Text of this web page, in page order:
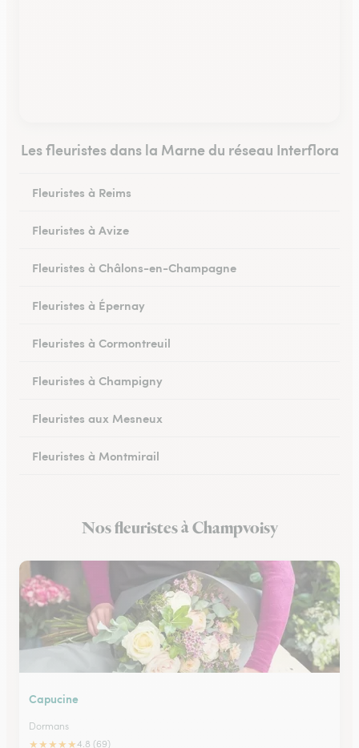
Les fleuristes dans la Marne du réseau Interflora
Fleuristes à Reims
Fleuristes à Avize
Fleuristes à Châlons-en-Champagne
Fleuristes à Épernay
Fleuristes à Cormontreuil
Fleuristes à Champigny
Fleuristes aux Mesneux
Fleuristes à Montmirail
Fleuristes à Vitry-le-François
Nos fleuristes à Champvoisy
Capucine
Dormans
★★★★★4.8 (69)